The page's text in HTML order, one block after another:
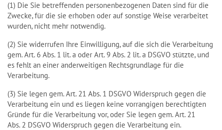
(1) Die Sie betreffenden personenbezogenen Daten sind für die
Zwecke, für die sie erhoben oder auf sonstige Weise verarbeitet
wurden, nicht mehr notwendig.
(2) Sie widerrufen Ihre Einwilligung, auf die sich die Verarbeitung
gem. Art. 6 Abs. 1 lit. a oder Art. 9 Abs. 2 lit. a DSGVO stützte, und
es fehlt an einer anderweitigen Rechtsgrundlage für die
Verarbeitung.
(3) Sie legen gem. Art. 21 Abs. 1 DSGVO Widerspruch gegen die
Verarbeitung ein und es liegen keine vorrangigen berechtigten
Gründe für die Verarbeitung vor, oder Sie legen gem. Art. 21
Abs. 2 DSGVO Widerspruch gegen die Verarbeitung ein.